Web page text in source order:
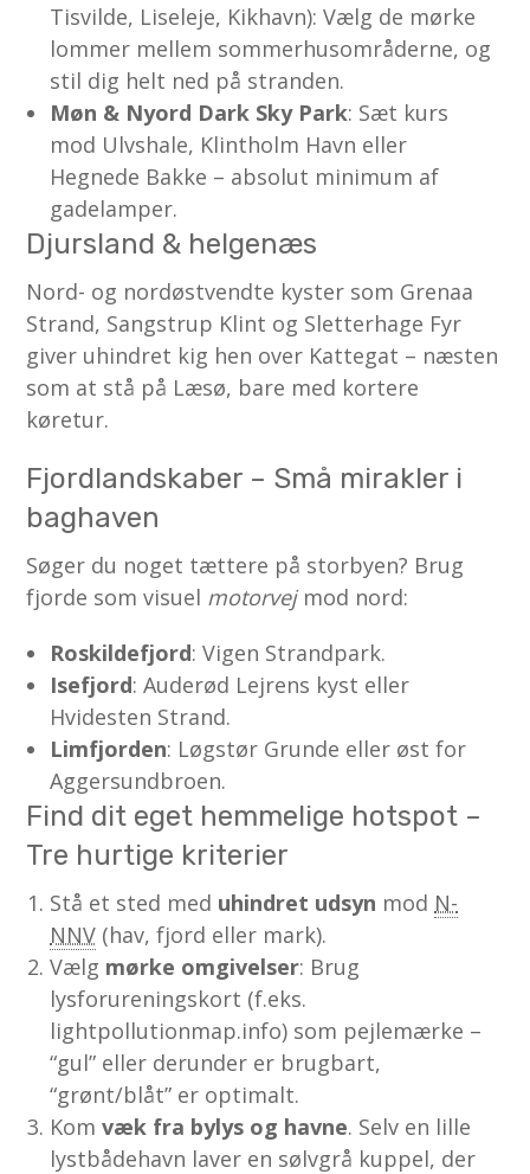
Tisvilde, Liseleje, Kikhavn): Vælg de mørke
lommer mellem sommerhusområderne, og
stil dig helt ned på stranden.
Møn & Nyord Dark Sky Park: Sæt kurs
mod Ulvshale, Klintholm Havn eller
Hegnede Bakke – absolut minimum af
gadelamper.
Djursland & helgenæs
Nord- og nordøstvendte kyster som Grenaa
Strand, Sangstrup Klint og Sletterhage Fyr
giver uhindret kig hen over Kattegat – næsten
som at stå på Læsø, bare med kortere
køretur.
Fjordlandskaber – Små mirakler i
baghaven
Søger du noget tættere på storbyen? Brug
fjorde som visuel motorvejmod nord:
Roskildefjord: Vigen Strandpark.
Isefjord: Auderød Lejrens kyst eller
Hvidesten Strand.
Limfjorden: Løgstør Grunde eller øst for
Aggersundbroen.
Find dit eget hemmelige hotspot –
Tre hurtige kriterier
Stå et sted med uhindret udsyn mod N-
NNV (hav, fjord eller mark).
Vælg mørke omgivelser: Brug
lysforureningskort (f.eks.
lightpollutionmap.info) som pejlemærke –
“gul” eller derunder er brugbart,
“grønt/blåt” er optimalt.
Komvæk fra bylys og havne. Selv en lille
lystbådehavn laver en sølvgrå kuppel, der